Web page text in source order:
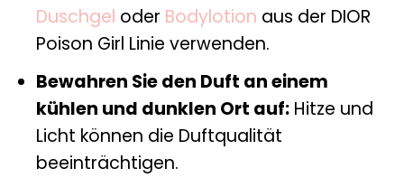
Duschgel oder Bodylotion aus der DIOR
Poison Girl Linie verwenden.
Bewahren Sie den Duft an einem
kühlen und dunklen Ort auf:Hitze und
Licht können die Duftqualität
beeinträchtigen.